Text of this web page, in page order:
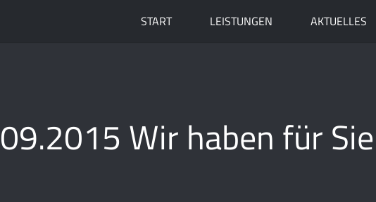
START LEISTUNGEN AKTUELLES
09.2015 Wir haben für